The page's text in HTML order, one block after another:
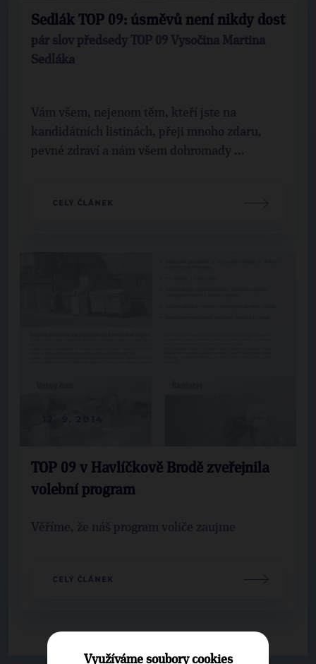
Sedlák TOP 09: úsměvů není nikdy dost
pár slov předsedy TOP 09 Vysočina Martina
Sedláka
Vám všem, nejenom těm, kteří jste na
kandidátních listinách, přeji mnoho zdaru,
pevné zdraví a nám všem dohromady ...
CELÝ ČLÁNEK
TOP 09 v Havlíčkově Brodě zveřejnila
volební program
Věříme, že náš program voliče zaujme
CELÝ ČLÁNEK
Využíváme soubory cookies